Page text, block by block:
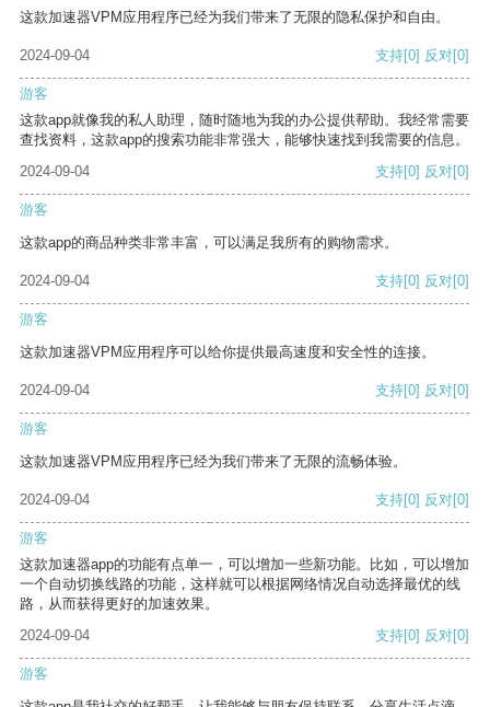
这款加速器VPM应用程序已经为我们带来了无限的隐私保护和自由。
2024-09-04 支持[0] 反对[0]
游客
这款app就像我的私人助理，随时随地为我的办公提供帮助。我经常需要
查找资料，这款app的搜索功能非常强大，能够快速找到我需要的信息。
2024-09-04
支持[0] 反对[0]
游客
这款app的商品种类非常丰富，可以满足我所有的购物需求。
2024-09-04 支持[0] 反对[0]
游客
这款加速器VPM应用程序可以给你提供最高速度和安全性的连接。
2024-09-04 支持[0] 反对[0]
游客
这款加速器VPM应用程序已经为我们带来了无限的流畅体验。
2024-09-04 支持[0] 反对[0]
游客
这款加速器app的功能有点单一，可以增加一些新功能。比如，可以增加
一个自动切换线路的功能，这样就可以根据网络情况自动选择最优的线
路，从而获得更好的加速效果。
2024-09-04
支持[0] 反对[0]
游客